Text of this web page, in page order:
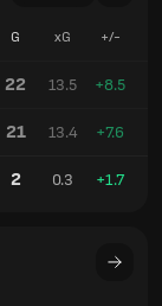
G xG +/-
22 13.5 +8.5
21 13.4 +7.6
2 0.3 +1.7